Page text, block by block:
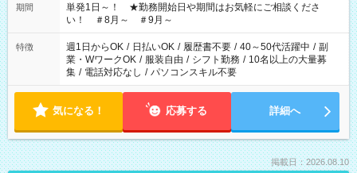
期間
単発1日～！ ★勤務開始日や期間はお気軽にご相談くださ
い！ ＃8月～ ＃9月～
特徴 週1日からOK / 日払いOK / 履歴書不要 / 40～50代活躍中 / 副
業・WワークOK / 服装自由 / シフト勤務 / 10名以上の大量募
集 / 電話対応なし / パソコンスキル不要
気になる！ 応募する 詳細へ
掲載日：2026.08.10